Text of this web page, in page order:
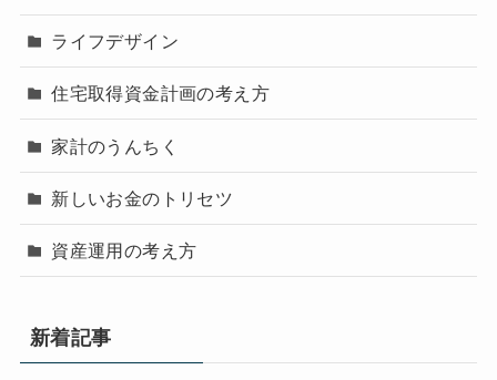
ライフデザイン
住宅取得資金計画の考え方
家計のうんちく
新しいお金のトリセツ
資産運用の考え方
新着記事